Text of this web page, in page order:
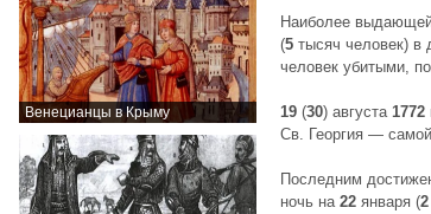
Венецианцы в Крыму
Наиболее
(5 тысяч человек) в
человек убитыми,
19 (30) августа 1772
Св. Георгия — самой
Последним
ночь на 22 января (2